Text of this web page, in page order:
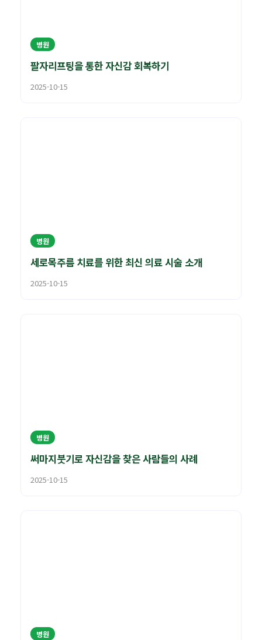
병원
팔자리프팅을 통한 자신감 회복하기
2025-10-15
병원
세로목주름 치료를 위한 최신 의료 시술 소개
2025-10-15
병원
써마지붓기로 자신감을 찾은 사람들의 사례
2025-10-15
병원